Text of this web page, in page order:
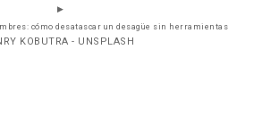
cómo desatascar un desagüe sin herramientas
KOBUTRA - UNSPLASH